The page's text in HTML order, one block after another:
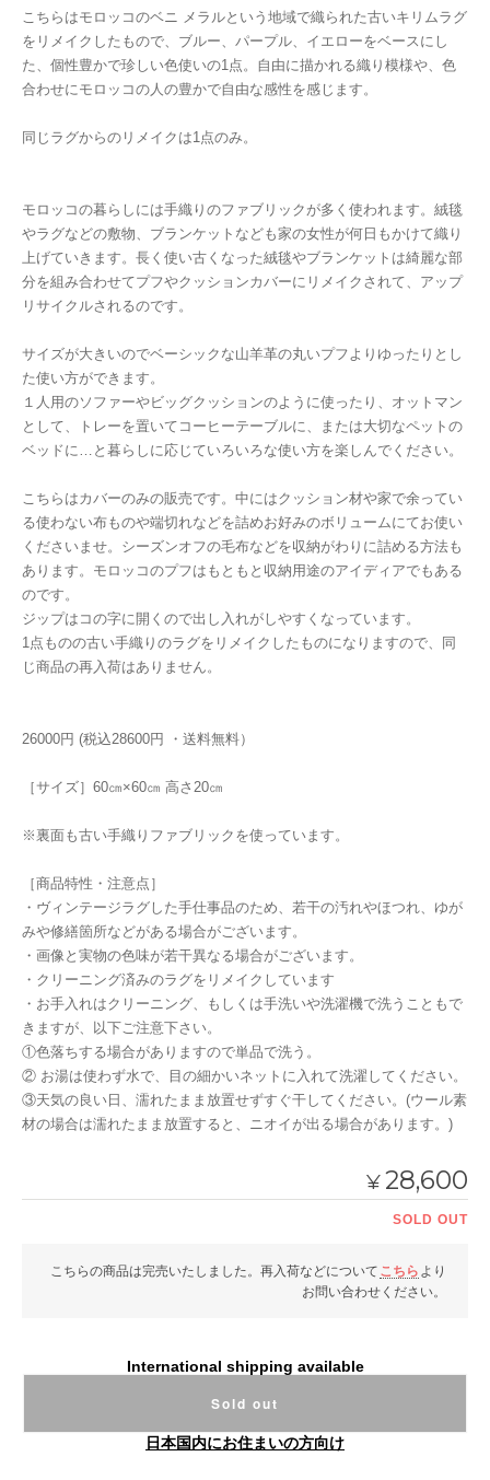
こちらはモロッコのベニ メラルという地域で織られた古いキリムラグ
をリメイクしたもので、ブルー、パープル、イエローをベースにし
た、個性豊かで珍しい色使いの1点。自由に描かれる織り模様や、色
合わせにモロッコの人の豊かで自由な感性を感じます。
同じラグからのリメイクは1点のみ。
モロッコの暮らしには手織りのファブリックが多く使われます。絨毯
やラグなどの敷物、ブランケットなども家の女性が何日もかけて織り
上げていきます。長く使い古くなった絨毯やブランケットは綺麗な部
分を組み合わせてプフやクッションカバーにリメイクされて、アップ
リサイクルされるのです。
サイズが大きいのでベーシックな山羊革の丸いプフよりゆったりとし
た使い方ができます。
１人用のソファーやビッグクッションのように使ったり、オットマン
として、トレーを置いてコーヒーテーブルに、または大切なペットの
ベッドに…と暮らしに応じていろいろな使い方を楽しんでください。
こちらはカバーのみの販売です。中にはクッション材や家で余ってい
る使わない布ものや端切れなどを詰めお好みのボリュームにてお使い
くださいませ。シーズンオフの毛布などを収納がわりに詰める方法も
あります。モロッコのプフはもともと収納用途のアイディアでもある
のです。
ジップはコの字に開くので出し入れがしやすくなっています。
1点ものの古い手織りのラグをリメイクしたものになりますので、同
じ商品の再入荷はありません。
26000円 (税込28600円 ・送料無料）
［サイズ］60㎝×60㎝ 高さ20㎝
※裏面も古い手織りファブリックを使っています。
［商品特性・注意点］
・ヴィンテージラグした手仕事品のため、若干の汚れやほつれ、ゆが
みや修繕箇所などがある場合がございます。
・画像と実物の色味が若干異なる場合がございます。
・クリーニング済みのラグをリメイクしています
・お手入れはクリーニング、もしくは手洗いや洗濯機で洗うこともで
きますが、以下ご注意下さい。
①色落ちする場合がありますので単品で洗う。
② お湯は使わず水で、目の細かいネットに入れて洗濯してください。
③天気の良い日、濡れたまま放置せずすぐ干してください。(ウール素
材の場合は濡れたまま放置すると、ニオイが出る場合があります。)
¥28,600
SOLD OUT
こちらの商品は完売いたしました。再入荷などについて こちら より
お問い合わせください。
International shipping available
Sold out
日本国内にお住まいの方向け